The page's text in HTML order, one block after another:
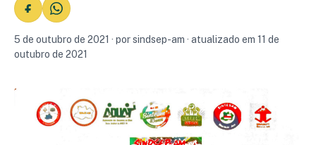
5 de outubro de 2021 · por sindsep-am · atualizado em 11 de
outubro de 2021